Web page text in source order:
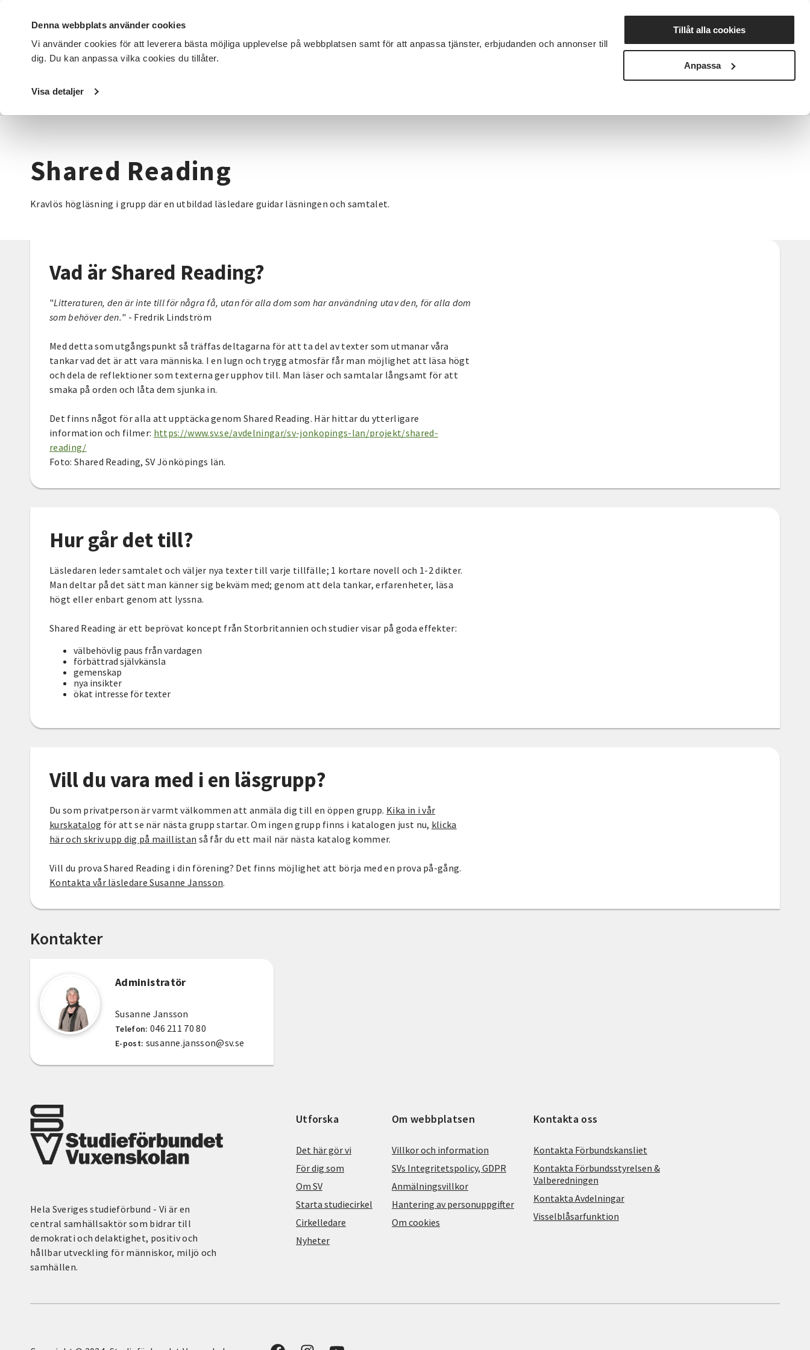
Denna webbplats använder cookies
Vi använder cookies för att leverera bästa möjliga upplevelse på webbplatsen samt för att anpassa tjänster, erbjudanden och annonser till
dig. Du kan anpassa vilka cookies du tillåter.
Visa detaljer
Tillåt alla cookies
Anpassa
DET HÄR GÖR VI FÖR DIG SOM SÖK KURSER OCH EVENEMANG Nyheter Avdelningar
Startsida / Avdelningar
Shared Reading
Kravlös högläsning i grupp där en utbildad läsledare guidar läsningen och samtalet.
Vad är Shared Reading?
"Litteraturen, den är inte till för några få, utan för alla dom som har användning utav den, för alla dom
som behöver den." - Fredrik Lindström
Med detta som utgångspunkt så träffas deltagarna för att ta del av texter som utmanar våra
tankar vad det är att vara människa. I en lugn och trygg atmosfär får man möjlighet att läsa högt
och dela de reflektioner som texterna ger upphov till. Man läser och samtalar långsamt för att
smaka på orden och låta dem sjunka in.
Det finns något för alla att upptäcka genom Shared Reading. Här hittar du ytterligare
information och filmer: https://www.sv.se/avdelningar/sv-jonkopings-lan/projekt/shared-
reading/
Foto: Shared Reading, SV Jönköpings län.
Hur går det till?
Läsledaren leder samtalet och väljer nya texter till varje tillfälle; 1 kortare novell och 1-2 dikter.
Man deltar på det sätt man känner sig bekväm med; genom att dela tankar, erfarenheter, läsa
högt eller enbart genom att lyssna.
Shared Reading är ett beprövat koncept från Storbritannien och studier visar på goda effekter:
välbehövlig paus från vardagen
förbättrad självkänsla
gemenskap
nya insikter
ökat intresse för texter
Vill du vara med i en läsgrupp?
Du som privatperson är varmt välkommen att anmäla dig till en öppen grupp. Kika in i vår
kurskatalog för att se när nästa grupp startar. Om ingen grupp finns i katalogen just nu, klicka
här och skriv upp dig på maillistan så får du ett mail när nästa katalog kommer.
Vill du prova Shared Reading i din förening? Det finns möjlighet att börja med en prova på-gång.
Kontakta vår läsledare Susanne Jansson.
Kontakter
Administratör
Susanne Jansson
Telefon: 046 211 70 80
E-post: susanne.jansson@sv.se
Hela Sveriges studieförbund - Vi är en
central samhällsaktör som bidrar till
demokrati och delaktighet, positiv och
hållbar utveckling för människor, miljö och
samhällen.
Utforska
Det här gör vi
För dig som
Om SV
Starta studiecirkel
Cirkelledare
Nyheter
Om webbplatsen
Villkor och information
SVs Integritetspolicy, GDPR
Anmälningsvillkor
Hantering av personuppgifter
Om cookies
Kontakta oss
Kontakta Förbundskansliet
Kontakta Förbundsstyrelsen &
Valberedningen
Kontakta Avdelningar
Visselblåsarfunktion